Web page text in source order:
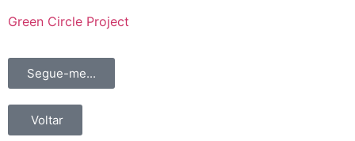
Green Circle Project
Segue-me...
Voltar